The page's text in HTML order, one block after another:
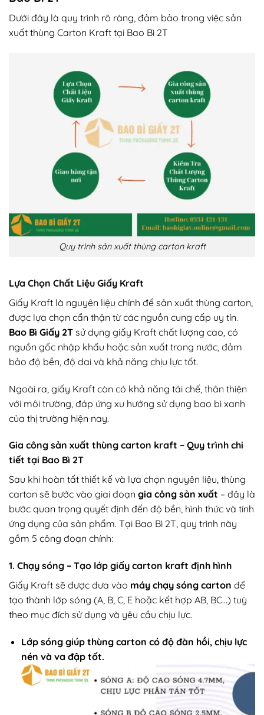
Dưới đây là quy trình rõ ràng, đảm bảo trong việc sản
xuất thùng Carton Kraft tại Bao Bì 2T
Quy trình sản xuất thùng carton kraft
Lựa Chọn Chất Liệu Giấy Kraft
Giấy Kraft là nguyên liệu chính để sản xuất thùng carton,
được lựa chọn cẩn thận từ các nguồn cung cấp uy tín.
Bao Bì Giấy 2T sử dụng giấy Kraft chất lượng cao, có
nguồn gốc nhập khẩu hoặc sản xuất trong nước, đảm
bảo độ bền, độ dai và khả năng chịu lực tốt.
Ngoài ra, giấy Kraft còn có khả năng tái chế, thân thiện
với môi trường, đáp ứng xu hướng sử dụng bao bì xanh
của thị trường hiện nay.
Gia công sản xuất thùng carton kraft – Quy trình chi
tiết tại Bao Bì 2T
Sau khi hoàn tất thiết kế và lựa chọn nguyên liệu, thùng
carton sẽ bước vào giai đoạn gia công sản xuất – đây là
bước quan trọng quyết định đến độ bền, hình thức và tính
ứng dụng của sản phẩm. Tại Bao Bì 2T, quy trình này
gồm 5 công đoạn chính:
1. Chạy sóng – Tạo lớp giấy carton kraft định hình
Giấy Kraft sẽ được đưa vào máy chạy sóng carton để
tạo thành lớp sóng (A, B, C, E hoặc kết hợp AB, BC…) tuỳ
theo mục đích sử dụng và yêu cầu chịu lực.
Lớp sóng giúp thùng carton có độ đàn hồi, chịu lực
nén và va đập tốt.